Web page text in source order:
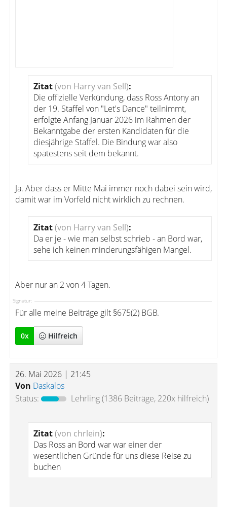
Zitat(von Harry van Sell):
Die offizielle Verkündung, dass Ross Antony an
der 19. Staffel von "Let's Dance" teilnimmt,
erfolgte Anfang Januar 2026 im Rahmen der
Bekanntgabe der ersten Kandidaten für die
diesjährige Staffel. Die Bindung war also
spätestens seit dem bekannt.
Ja. Aber dass er Mitte Mai immer noch dabei sein wird,
damit war im Vorfeld nicht wirklich zu rechnen.
Zitat(von Harry van Sell):
Da er je - wie man selbst schrieb - an Bord war,
sehe ich keinen minderungsfähigen Mangel.
Aber nur an 2 von 4 Tagen.
Signatur:
Für alle meine Beiträge gilt §675(2) BGB.
0x Hilfreich
26. Mai 2026 | 21:45
Von Daskalos
Status:
Lehrling(1386 Beiträge, 220x hilfreich)
Zitat(von chrlein):
Das Ross an Bord war war einer der
wesentlichen Gründe für uns diese Reise zu
buchen